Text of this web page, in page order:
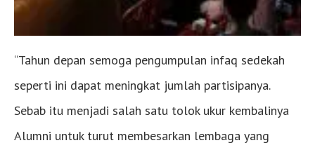
“Tahun depan semoga pengumpulan infaq sedekah
seperti ini dapat meningkat jumlah partisipanya.
Sebab itu menjadi salah satu tolok ukur kembalinya
Alumni untuk turut membesarkan lembaga yang